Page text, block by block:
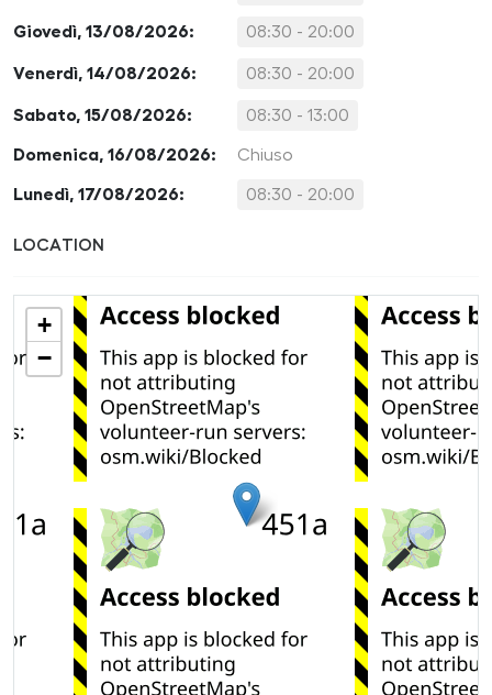
Giovedì, 13/08/2026: 08:30 - 20:00
Venerdì, 14/08/2026: 08:30 - 20:00
Sabato, 15/08/2026: 08:30 - 13:00
Domenica, 16/08/2026: Chiuso
Lunedì, 17/08/2026: 08:30 - 20:00
LOCATION
+
−